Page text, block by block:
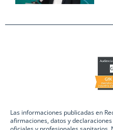
Las informaciones publicadas en
afirmaciones, datos y